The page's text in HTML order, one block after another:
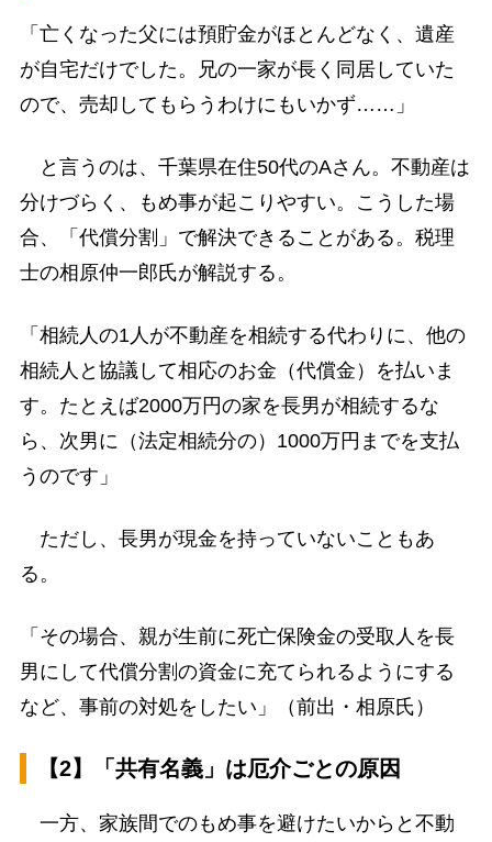
「亡くなった父には預貯金がほとんどなく、遺産
が自宅だけでした。兄の一家が長く同居していた
ので、売却してもらうわけにもいかず……」
と言うのは、千葉県在住50代のAさん。不動産は
分けづらく、もめ事が起こりやすい。こうした場
合、「代償分割」で解決できることがある。税理
士の相原仲一郎氏が解説する。
「相続人の1人が不動産を相続する代わりに、他の
相続人と協議して相応のお金（代償金）を払いま
す。たとえば2000万円の家を長男が相続するな
ら、次男に（法定相続分の）1000万円までを支払
うのです」
ただし、長男が現金を持っていないこともあ
る。
「その場合、親が生前に死亡保険金の受取人を長
男にして代償分割の資金に充てられるようにする
など、事前の対処をしたい」（前出・相原氏）
【2】「共有名義」は厄介ごとの原因
一方、家族間でのもめ事を避けたいからと不動